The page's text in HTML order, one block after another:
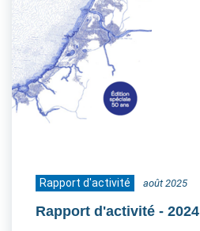
Rapport d'activité août 2025
Rapport d'activité - 2024